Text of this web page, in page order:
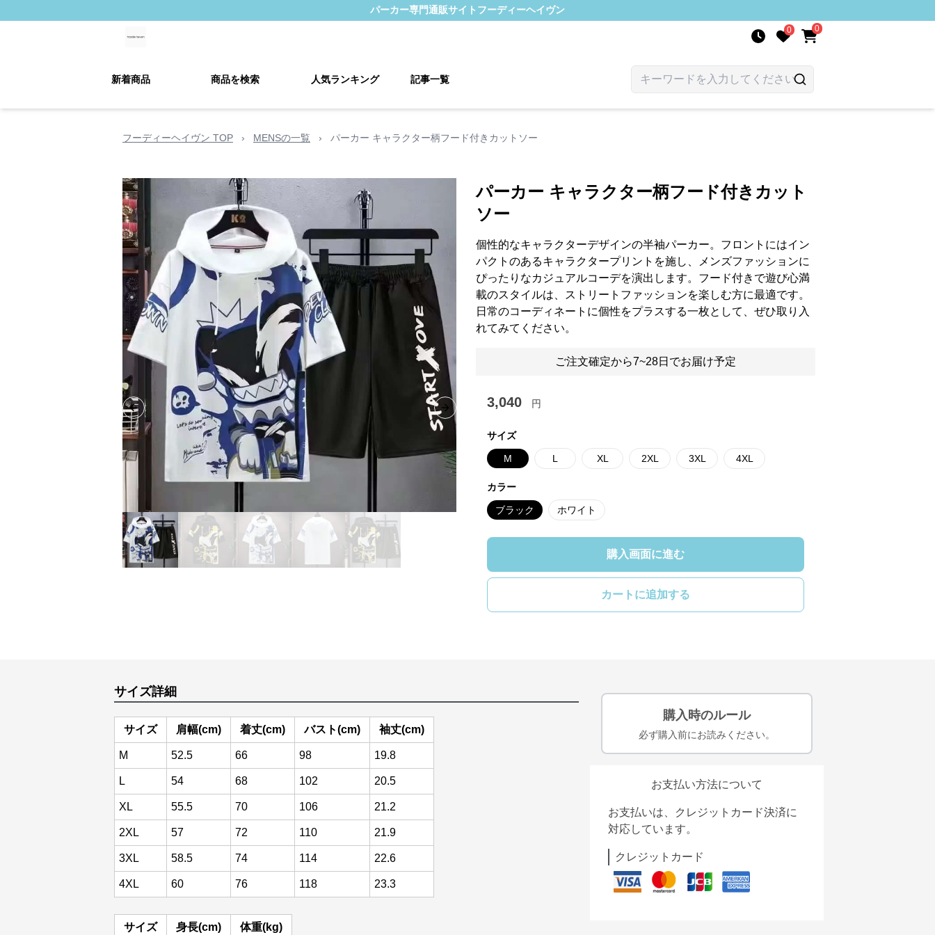
パーカー専門通販サイト フーディーヘイヴン
0 0
新着商品 商品を検索 人気ランキング 記事一覧
フーディーヘイヴン TOP › MENSの一覧 › パーカー キャラクター柄フード付きカットソー
Previous slide Next slide
パーカー キャラクター柄フード付きカット
ソー
個性的なキャラクターデザインの半袖パーカー。フロントにはイン
パクトのあるキャラクタープリントを施し、メンズファッションに
ぴったりなカジュアルコーデを演出します。フード付きで遊び心満
載のスタイルは、ストリートファッションを楽しむ方に最適です。
日常のコーディネートに個性をプラスする一枚として、ぜひ取り入
れてみてください。
ご注文確定から7~28日でお届け予定
3,040 円
サイズ
M L XL 2XL 3XL 4XL
カラー
ブラック ホワイト
購入画面に進む
カートに追加する
サイズ詳細
サイズ 肩幅(cm) 着丈(cm) バスト(cm) 袖丈(cm)
M 52.5 66 98 19.8
L 54 68 102 20.5
XL 55.5 70 106 21.2
2XL 57 72 110 21.9
3XL 58.5 74 114 22.6
4XL 60 76 118 23.3
サイズ 身長(cm) 体重(kg)
購入時のルール
必ず購入前にお読みください。
お支払い方法について
お支払いは、クレジットカード決済に
対応しています。
クレジットカード